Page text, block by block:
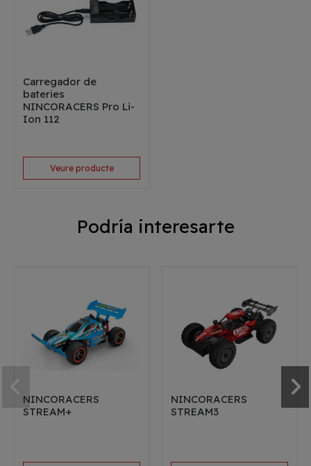
Carregador de
bateries
NINCORACERS Pro Li-
Ion 112
Veure producte
Podría interesarte
NINCORACERS
STREAM+
NINCORACERS
STREAM3